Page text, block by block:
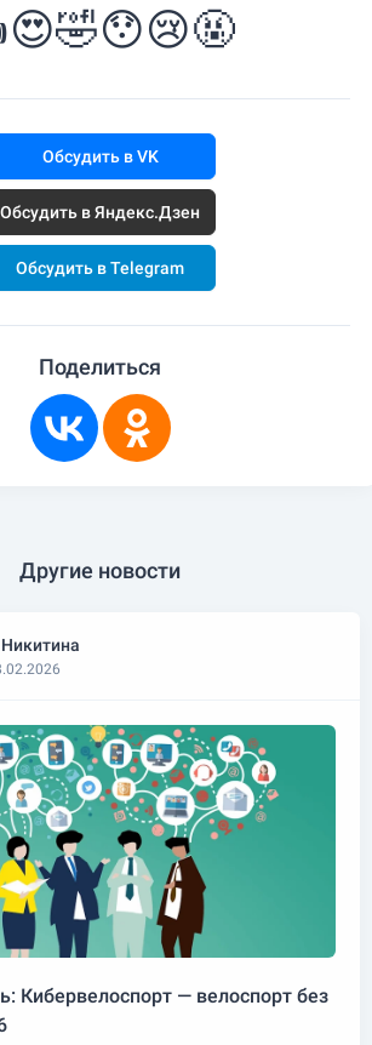
😍🤣😯😢🤬
Обсудить в VK
Обсудить в Яндекс.Дзен
Обсудить в Telegram
Поделиться
Другие новости
Кибервелоспорт — велоспорт без